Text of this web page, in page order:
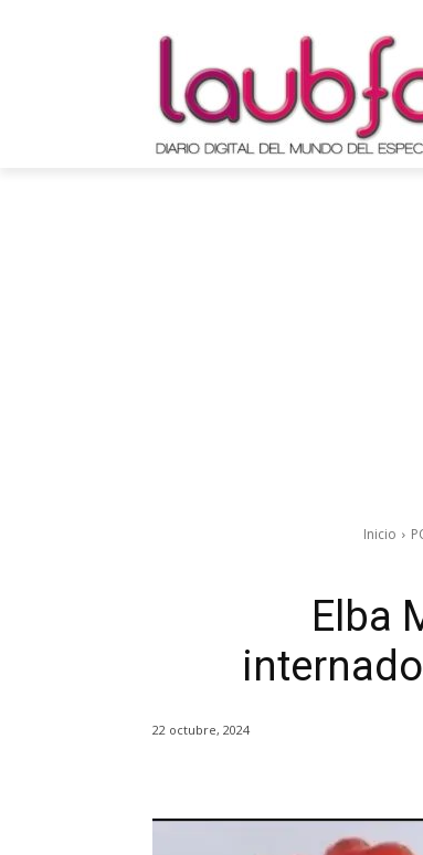
Inicio
Elba
22 octubre, 2024